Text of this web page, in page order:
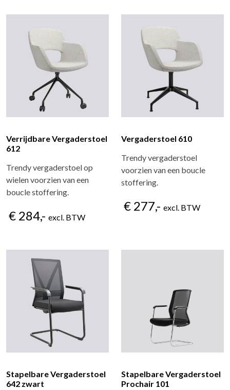
Verrijdbare Vergaderstoel
612
Trendy vergaderstoel op
wielen voorzien van een
boucle stoffering.
€ 284,- excl. BTW
Vergaderstoel 610
Trendy vergaderstoel
voorzien van een boucle
stoffering.
€ 277,- excl. BTW
Stapelbare Vergaderstoel
642 zwart
Stapelbare Vergaderstoel
Prochair 101